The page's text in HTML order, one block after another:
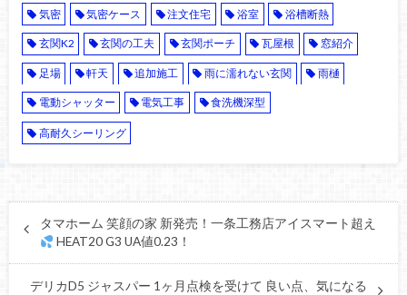
気密 気密ケース 注文住宅 浴室 浴槽断熱
玄関K2 玄関の工夫 玄関ポーチ 瓦屋根 窓紹介
足場 軒天 追加施工 雨に濡れない玄関 雨樋
電動シャッター 電気工事 食洗機深型
高耐久シーリング
タマホーム 笑顔の家 新発売！一条工務店アイスマート超え
HEAT20 G3 UA値0.23！
デリカD5 ジャスパー 1ヶ月点検を受けて 良い点、気になる